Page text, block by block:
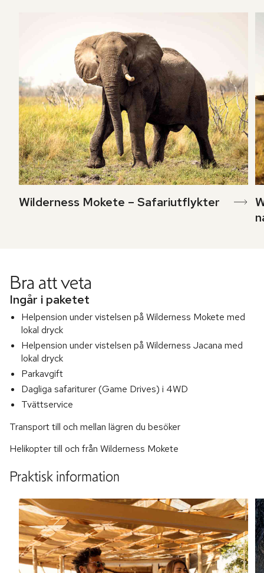
Wilderness Mokete – Safariutflykter
Bra att veta
Ingår i paketet
Helpension under vistelsen på Wilderness Mokete med
lokal dryck
Helpension under vistelsen på Wilderness Jacana med
lokal dryck
Parkavgift
Dagliga safariturer (Game Drives) i 4WD
Tvättservice
Transport till och mellan lägren du besöker
Helikopter till och från Wilderness Mokete
Praktisk information